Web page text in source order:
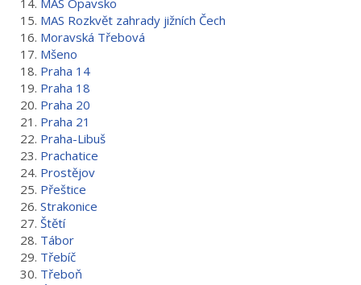
15. MAS Rozkvět zahrady jižních Čech
16. Moravská Třebová
17. Mšeno
18. Praha 14
19. Praha 18
20. Praha 20
21. Praha 21
22. Praha-Libuš
23. Prachatice
24. Prostějov
25. Přeštice
26. Strakonice
27. Štětí
28. Tábor
29. Třebíč
30. Třeboň